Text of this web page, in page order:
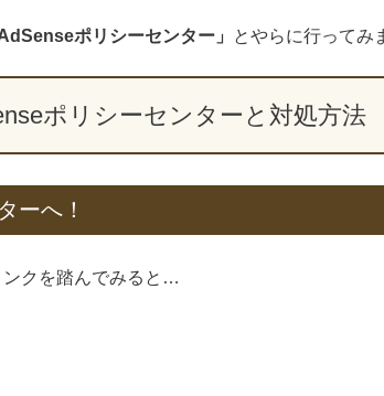
AdSenseポリシーセンター」 とやらに行ってみ
ポリシーセンターと対処方法
ーへ！
ンクを踏んでみると…